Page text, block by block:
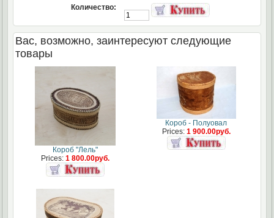
Количество:
Вас, возможно, заинтересуют следующие
товары
Короб "Лель"
Prices: 1 800.00руб.
Короб - Полуовал
Prices: 1 900.00руб.